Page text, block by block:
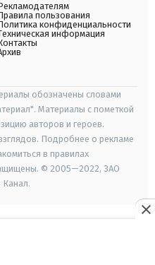
пользования
конфиденциальности
информация
обозначены словами
Материалы с пометкой
авторов и героев.
Подробнее о рекламе
в правилах
© 2005—2022, ЗАО